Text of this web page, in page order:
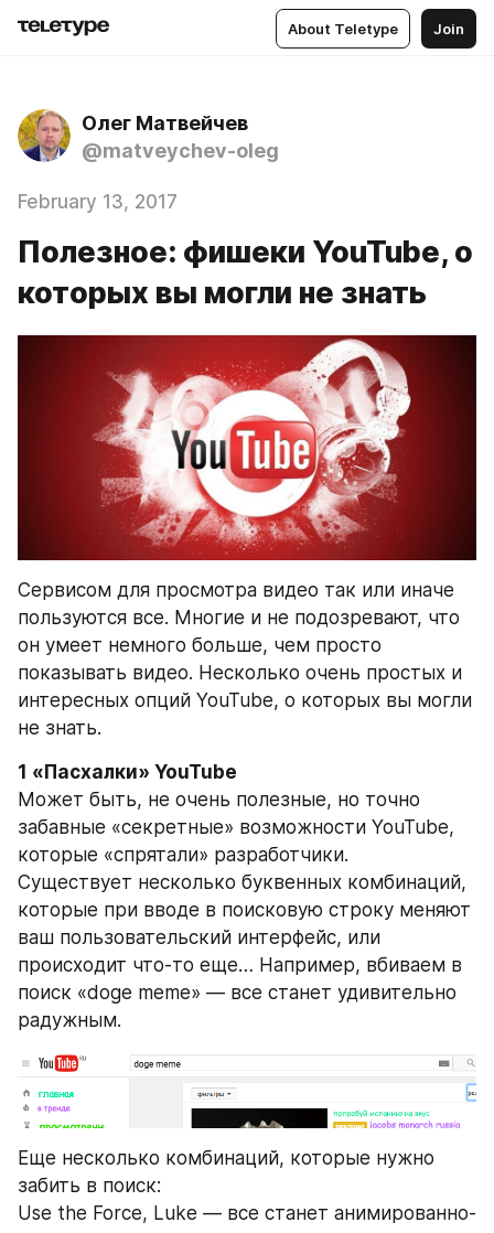
About Teletype Join
Олег Матвейчев
@matveychev-oleg
February 13, 2017
Полезное: фишеки YouTube, о
которых вы могли не знать
Сервисом для просмотра видео так или иначе
пользуются все. Многие и не подозревают, что
он умеет немного больше, чем просто
показывать видео. Несколько очень простых и
интересных опций YouTube, о которых вы могли
не знать.
1 «Пасхалки» YouTube
Может быть, не очень полезные, но точно
забавные «секретные» возможности YouTube,
которые «спрятали» разработчики.
Существует несколько буквенных комбинаций,
которые при вводе в поисковую строку меняют
ваш пользовательский интерфейс, или
происходит что-то еще… Например, вбиваем в
поиск «doge meme» — все станет удивительно
радужным.
Еще несколько комбинаций, которые нужно
забить в поиск:
Use the Force, Luke — все станет анимированно-